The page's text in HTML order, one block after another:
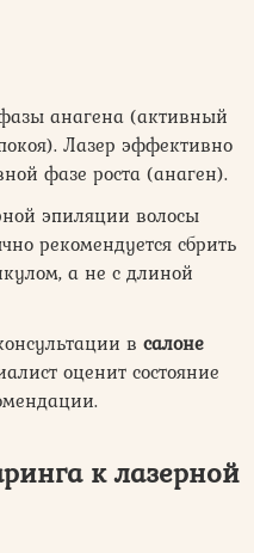
анагена (активный
Лазер эффективно
фазе роста (анаген).
эпиляции волосы
рекомендуется сбрить
а не с длиной
в салоне
оценит состояние
к лазерной